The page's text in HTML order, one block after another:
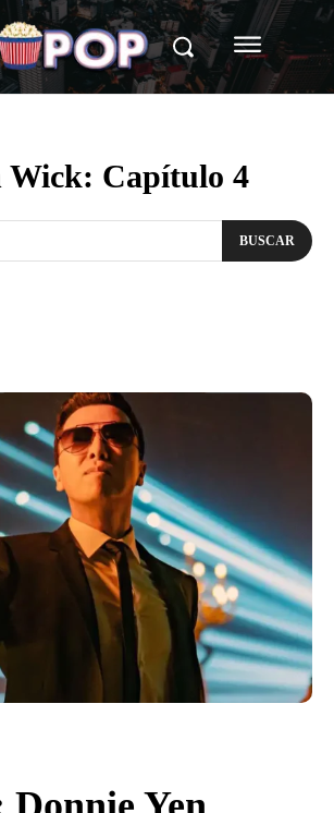
Wick: Capítulo 4
BUSCAR